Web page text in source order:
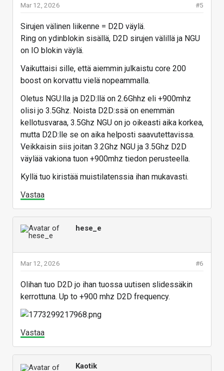
#5
Mar 12, 2026
Sirujen välinen liikenne = D2D väylä.
Ring on ydinblokin sisällä, D2D sirujen välillä ja NGU
on IO blokin väylä.
Vaikuttaisi sille, että aiemmin julkaistu core 200
boost on korvattu vielä nopeammalla.
Oletus NGU:lla ja D2D:llä on 2.6Ghhz eli +900mhz
olisi jo 3.5Ghz. Noista D2D:ssä on enemmän
kellotusvaraa, 3.5Ghz NGU on jo oikeasti aika korkea,
mutta D2D:lle se on aika helposti saavutettavissa.
Veikkaisin siis joitan 3.2Ghz NGU ja 3.5Ghz D2D
väylää vakiona tuon +900mhz tiedon perusteella.
Kyllä tuo kiristää muistilatenssia ihan mukavasti.
Vastaa
hese_e
#6
Mar 12, 2026
Olihan tuo D2D jo ihan tuossa uutisen slidessäkin
kerrottuna. Up to +900 mhz D2D frequency.
Vastaa
Kaotik